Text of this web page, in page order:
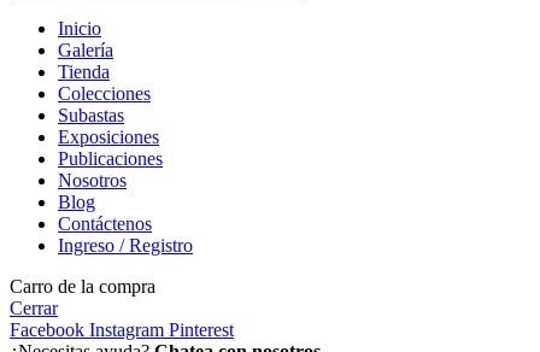
Inicio
Galería
Tienda
Colecciones
Subastas
Exposiciones
Publicaciones
Nosotros
Blog
Contáctenos
Ingreso / Registro
Carro de la compra
Cerrar
Facebook Instagram Pinterest